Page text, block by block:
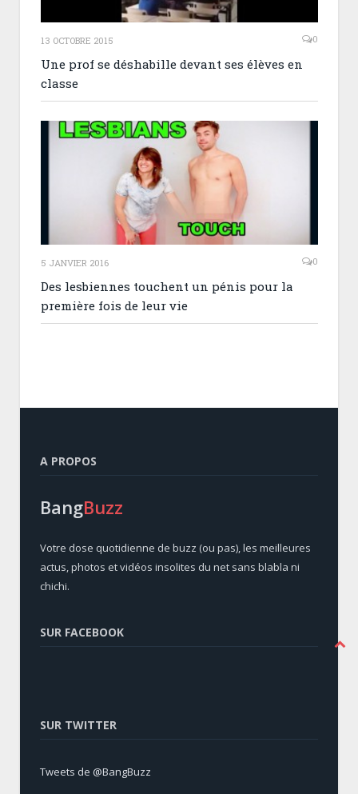
13 OCTOBRE 2015 0
Une prof se déshabille devant ses élèves en
classe
5 JANVIER 2016 0
Des lesbiennes touchent un pénis pour la
première fois de leur vie
A PROPOS
BangBuzz
Votre dose quotidienne de buzz (ou pas), les meilleures
actus, photos et vidéos insolites du net sans blabla ni
chichi.
SUR FACEBOOK
SUR TWITTER
Tweets de @BangBuzz